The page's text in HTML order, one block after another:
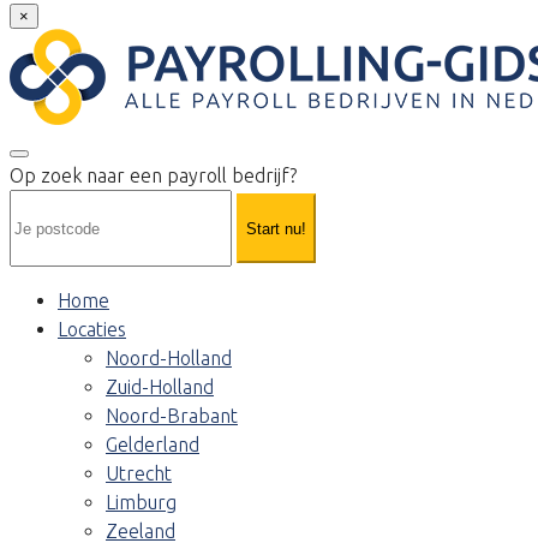
×
Op zoek naar een payroll bedrijf?
Start nu!
Home
Locaties
Noord-Holland
Zuid-Holland
Noord-Brabant
Gelderland
Utrecht
Limburg
Zeeland